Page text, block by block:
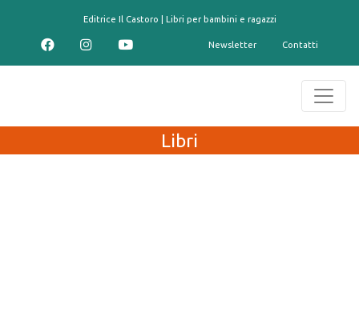
Editrice Il Castoro | Libri per bambini e ragazzi
Newsletter Contatti
Libri